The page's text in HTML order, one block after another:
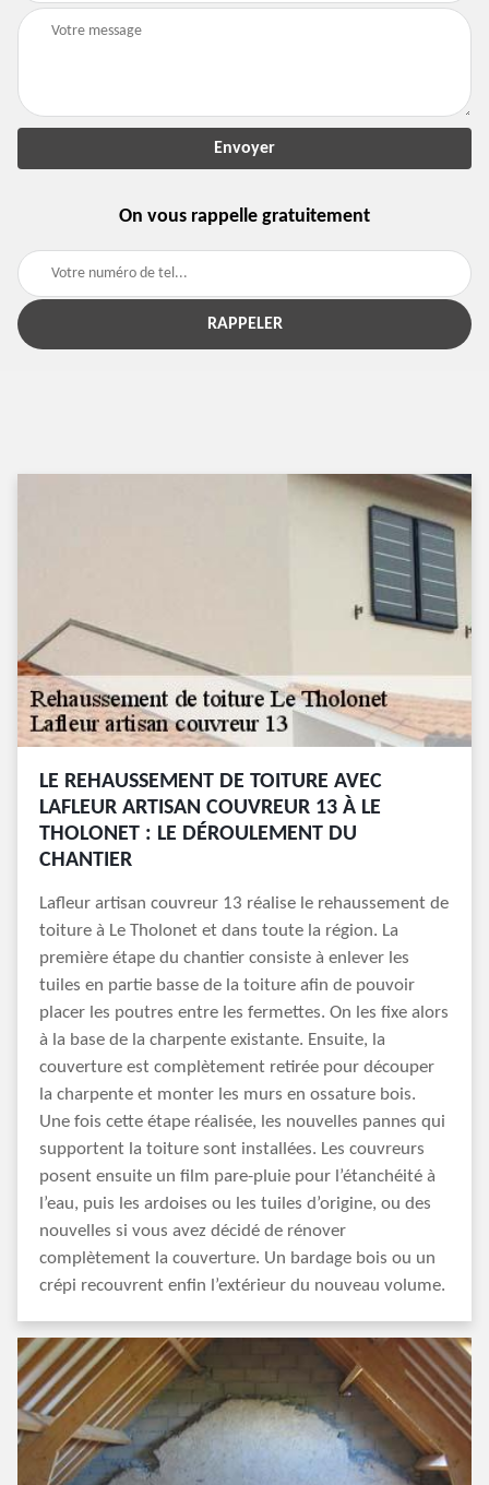
On vous rappelle gratuitement
LE REHAUSSEMENT DE TOITURE AVEC
LAFLEUR ARTISAN COUVREUR 13 À LE
THOLONET : LE DÉROULEMENT DU
CHANTIER
Lafleur artisan couvreur 13 réalise le rehaussement de
toiture à Le Tholonet et dans toute la région. La
première étape du chantier consiste à enlever les
tuiles en partie basse de la toiture afin de pouvoir
placer les poutres entre les fermettes. On les fixe alors
à la base de la charpente existante. Ensuite, la
couverture est complètement retirée pour découper
la charpente et monter les murs en ossature bois.
Une fois cette étape réalisée, les nouvelles pannes qui
supportent la toiture sont installées. Les couvreurs
posent ensuite un film pare-pluie pour l’étanchéité à
l’eau, puis les ardoises ou les tuiles d’origine, ou des
nouvelles si vous avez décidé de rénover
complètement la couverture. Un bardage bois ou un
crépi recouvrent enfin l’extérieur du nouveau volume.